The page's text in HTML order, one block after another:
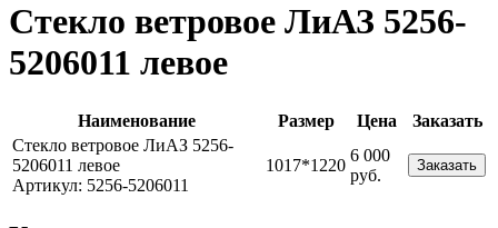
Стекло ветровое ЛиАЗ 5256-
5206011 левое
Наименование Размер Цена
Заказать
Стекло ветровое ЛиАЗ 5256-
5206011 левое
Артикул: 5256-5206011
1017*1220
6 000
руб.
Заказать